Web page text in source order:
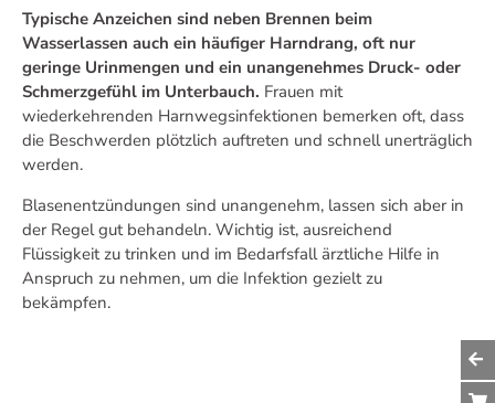
Typische Anzeichen sind neben Brennen beim
Wasserlassen auch ein häufiger Harndrang, oft nur
geringe Urinmengen und ein unangenehmes Druck- oder
Schmerzgefühl im Unterbauch. Frauen mit
wiederkehrenden Harnwegsinfektionen bemerken oft, dass
die Beschwerden plötzlich auftreten und schnell unerträglich
werden.
Blasenentzündungen sind unangenehm, lassen sich aber in
der Regel gut behandeln. Wichtig ist, ausreichend
Flüssigkeit zu trinken und im Bedarfsfall ärztliche Hilfe in
Anspruch zu nehmen, um die Infektion gezielt zu
bekämpfen.